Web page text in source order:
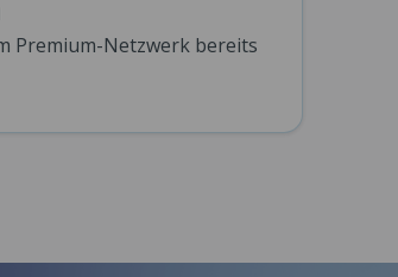
Premium-Netzwerk bereits